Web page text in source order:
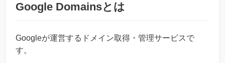
Google Domainsとは
Googleが運営するドメイン取得・管理サービスで
す。